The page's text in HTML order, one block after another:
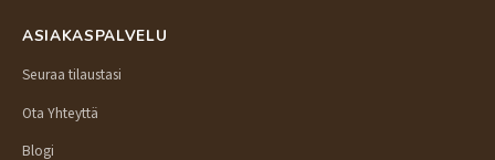
ASIAKASPALVELU
Seuraa tilaustasi
Ota Yhteyttä
Blogi